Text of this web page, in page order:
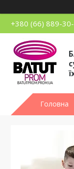
+380 (66) 889-
Головна